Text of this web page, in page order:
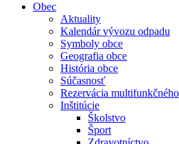
Obec
Aktuality
Kalendár vývozu odpadu
Symboly obce
Geografia obce
História obce
Súčasnosť
Rezervácia
Inštitúcie
Školstvo
Šport